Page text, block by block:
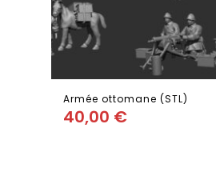
Armée ottomane (STL)
40,00 €